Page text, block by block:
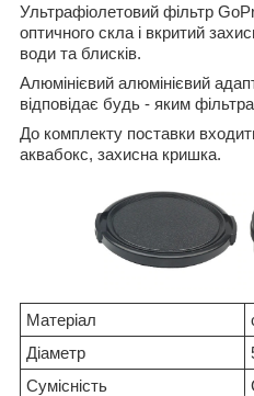
Ультрафіолетовий фільтр
оптичного скла і вкритий
води та блисків.
Алюмінієвий алюмінієвий
відповідає будь - яким
До комплекту поставки
аквабокс, захисна кришка.
Матеріал
Діаметр
Сумісність